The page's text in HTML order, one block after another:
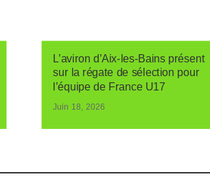
L’aviron d’Aix-les-Bains présent
sur la régate de sélection pour
l’équipe de France U17
Juin 18, 2026